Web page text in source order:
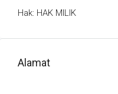
Hak: HAK MILIK
Alamat